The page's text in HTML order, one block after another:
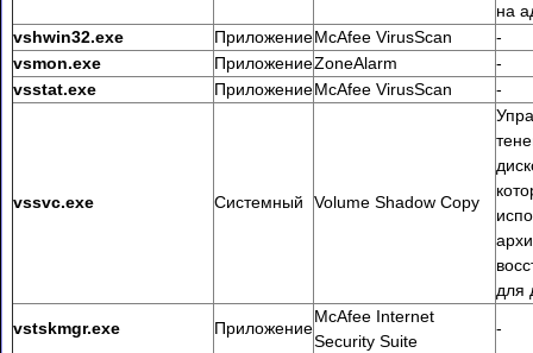
на
vshwin32.exe
ПриложениеMcAfee VirusScan
-
vsmon.exe
ПриложениеZoneAlarm
-
vsstat.exe
ПриложениеMcAfee VirusScan -
vssvc.exe Системный Volume Shadow Copy
для
vstskmgr.exe
Приложение
McAfee Internet
Security Suite
-